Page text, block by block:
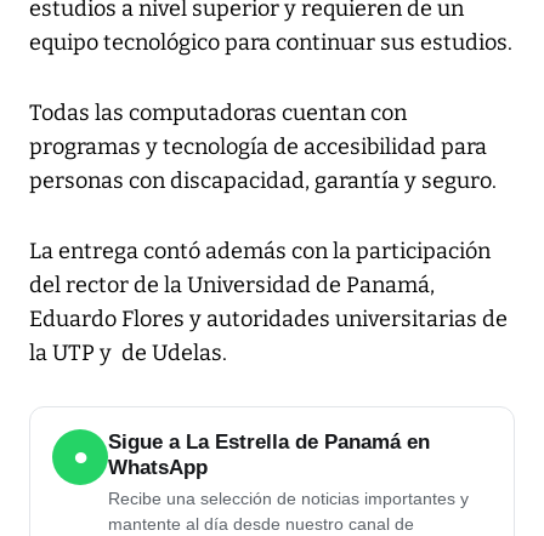
estudios a nivel superior y requieren de un
equipo tecnológico para continuar sus estudios.
Todas las computadoras cuentan con
programas y tecnología de accesibilidad para
personas con discapacidad, garantía y seguro.
La entrega contó además con la participación
del rector de la Universidad de Panamá,
Eduardo Flores y autoridades universitarias de
la UTP y de Udelas.
●
Sigue a La Estrella de Panamá en
WhatsApp
Recibe una selección de noticias importantes y
mantente al día desde nuestro canal de